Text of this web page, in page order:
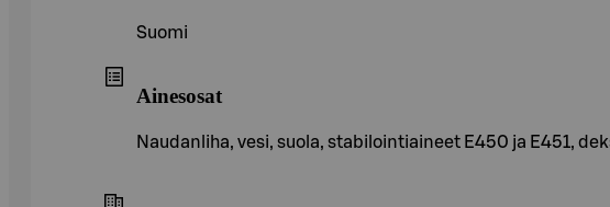
Suomi
Ainesosat
Naudanliha, vesi, suola, stabilointiaineet E450 ja E451,